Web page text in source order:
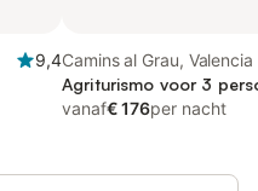
9,4Camins al Grau, Valencia
Agriturismo voor 3
vanaf€ 176per nacht